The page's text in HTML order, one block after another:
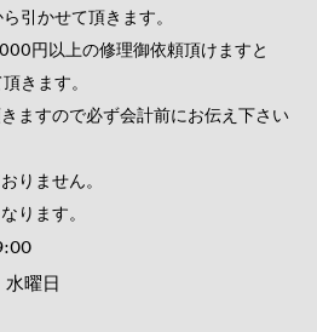
引かせて頂きます。
円以上の修理御依頼頂けますと
きます。
ますので必ず会計前にお伝え下さい
りません。
ります。
曜日